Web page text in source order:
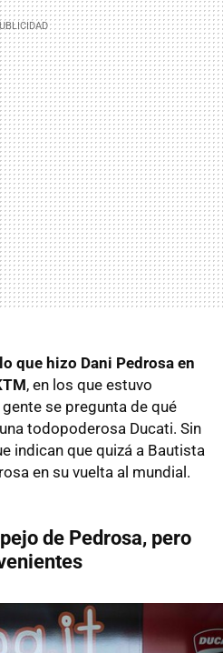
lo que hizo Dani Pedrosa en
, en los que estuvo
se pregunta de qué
todopoderosa Ducati. Sin
indican que quizá a Bautista
en su vuelta al mundial.
de Pedrosa, pero